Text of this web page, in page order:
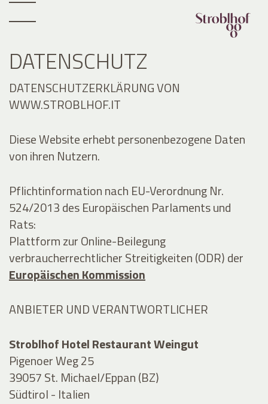
DATENSCHUTZ
DATENSCHUTZERKLÄRUNG VON
WWW.STROBLHOF.IT
Diese Website erhebt personenbezogene Daten
von ihren Nutzern.
Pflichtinformation nach EU-Verordnung Nr.
524/2013 des Europäischen Parlaments und
Rats:
Plattform zur Online-Beilegung
verbraucherrechtlicher Streitigkeiten (ODR) der
Europäischen Kommission
ANBIETER UND VERANTWORTLICHER
Stroblhof Hotel Restaurant Weingut
Pigenoer Weg 25
39057 St. Michael/Eppan (BZ)
Südtirol - Italien